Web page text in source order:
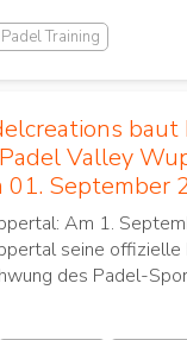
Padel Training
Valley
01. September
Am 1.
seine offizielle
des Padel-